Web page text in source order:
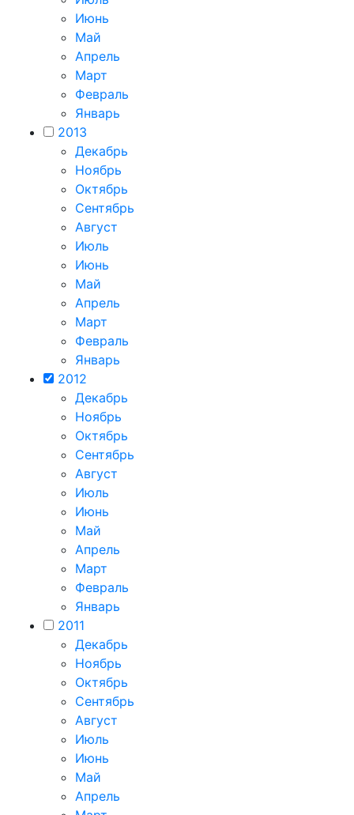
Июнь
Май
Апрель
Март
Февраль
Январь
2013
Декабрь
Ноябрь
Октябрь
Сентябрь
Август
Июль
Июнь
Май
Апрель
Март
Февраль
Январь
2012
Декабрь
Ноябрь
Октябрь
Сентябрь
Август
Июль
Июнь
Май
Апрель
Март
Февраль
Январь
2011
Декабрь
Ноябрь
Октябрь
Сентябрь
Август
Июль
Июнь
Май
Апрель